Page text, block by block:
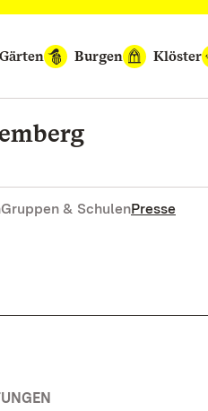
Gärten Burgen Klöster
Gruppen & SchulenPresse